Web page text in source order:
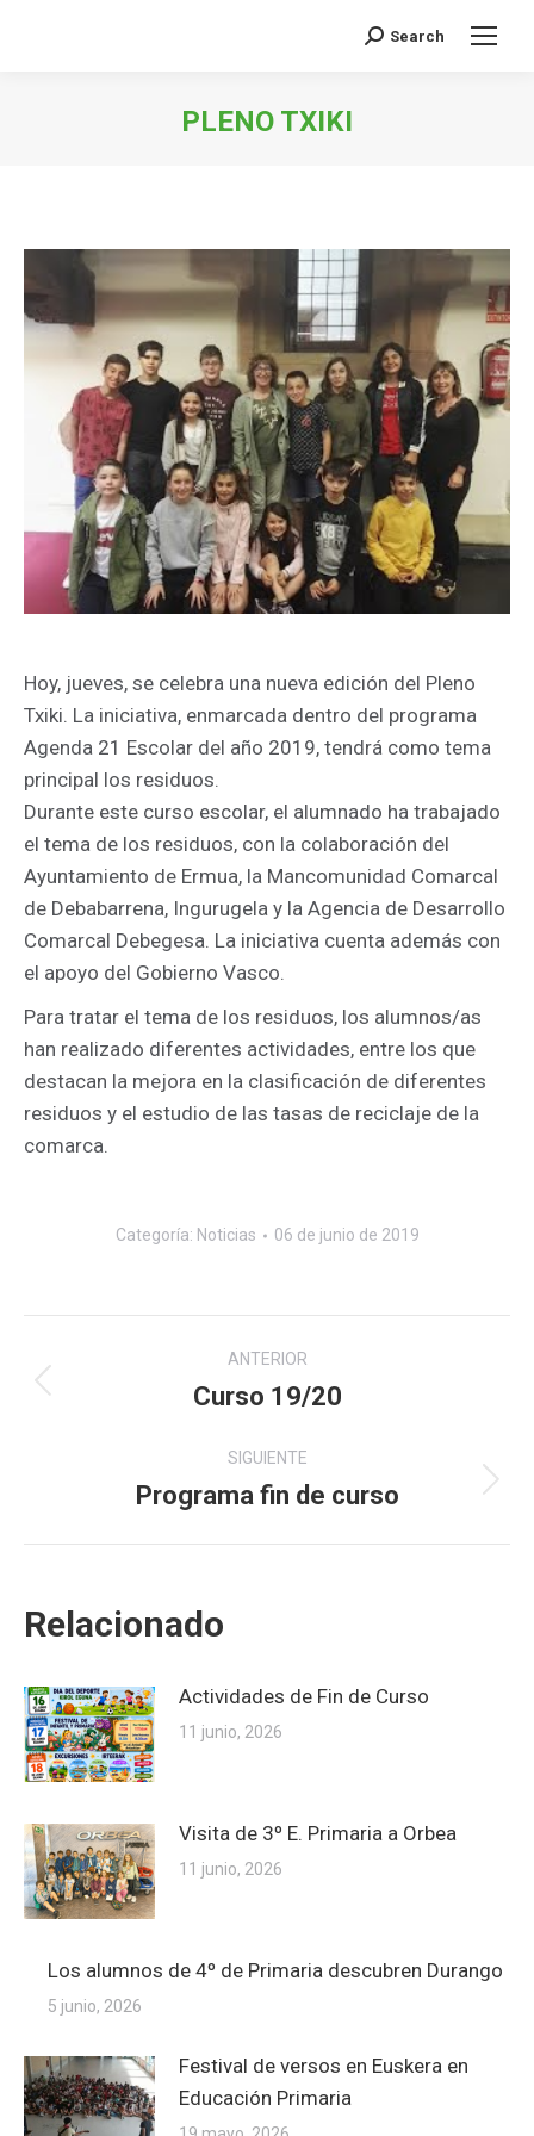
Buscar:
Search
PLENO TXIKI
Hoy, jueves, se celebra una nueva edición del Pleno
Txiki. La iniciativa, enmarcada dentro del programa
Agenda 21 Escolar del año 2019, tendrá como tema
principal los residuos.
Durante este curso escolar, el alumnado ha trabajado
el tema de los residuos, con la colaboración del
Ayuntamiento de Ermua, la Mancomunidad Comarcal
de Debabarrena, Ingurugela y la Agencia de Desarrollo
Comarcal Debegesa. La iniciativa cuenta además con
el apoyo del Gobierno Vasco.
Para tratar el tema de los residuos, los alumnos/as
han realizado diferentes actividades, entre los que
destacan la mejora en la clasificación de diferentes
residuos y el estudio de las tasas de reciclaje de la
comarca.
Categoría: Noticias 06 de junio de 2019
Navegación
entre
publicaciones
ANTERIOR
Publicación
Curso 19/20
SIGUIENTE
Publicación
Programa fin de curso
Relacionado
Actividades de Fin de Curso
11 junio, 2026
Visita de 3º E. Primaria a Orbea
11 junio, 2026
Los alumnos de 4º de Primaria descubren Durango
5 junio, 2026
Festival de versos en Euskera en
Educación Primaria